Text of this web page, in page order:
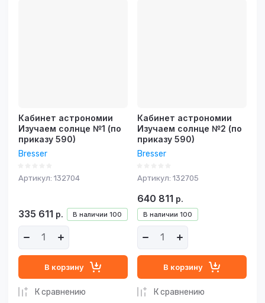
Кабинет астрономии
Изучаем солнце №1 (по
приказу 590)
Bresser
Артикул: 132704
В наличии 100
335 611 р.
В корзину
К сравнению
Кабинет астрономии
Изучаем солнце №2 (по
приказу 590)
Bresser
Артикул: 132705
В наличии 100
640 811 р.
В корзину
К сравнению